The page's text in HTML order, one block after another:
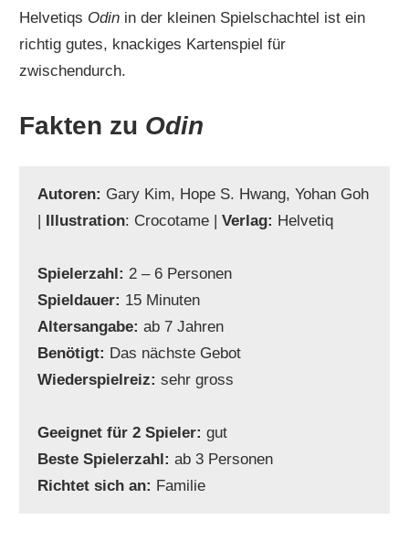
Helvetiqs Odin in der kleinen Spielschachtel ist ein
richtig gutes, knackiges Kartenspiel für
zwischendurch.
Fakten zu Odin
Autoren: Gary Kim, Hope S. Hwang, Yohan Goh
Illustration: Crocotame |Verlag: Helvetiq
Spielerzahl: 2 – 6 Personen
Spieldauer: 15 Minuten
Altersangabe: ab 7 Jahren
Benötigt: Das nächste Gebot
Wiederspielreiz: sehr gross
Geeignet für 2 Spieler: gut
Beste Spielerzahl: ab 3 Personen
Richtet sich an: Familie